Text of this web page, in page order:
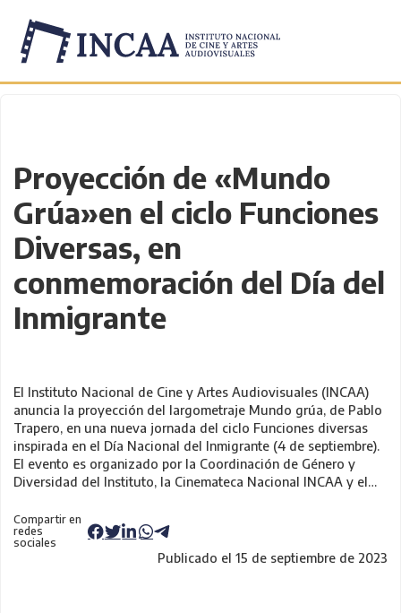
Proyección de «Mundo
Grúa»en el ciclo Funciones
Diversas, en
conmemoración del Día del
Inmigrante
El Instituto Nacional de Cine y Artes Audiovisuales (INCAA)
anuncia la proyección del largometraje Mundo grúa, de Pablo
Trapero, en una nueva jornada del ciclo Funciones diversas
inspirada en el Día Nacional del Inmigrante (4 de septiembre).
El evento es organizado por la Coordinación de Género y
Diversidad del Instituto, la Cinemateca Nacional INCAA y el…
Compartir en
redes
sociales
Publicado el 15 de septiembre de 2023